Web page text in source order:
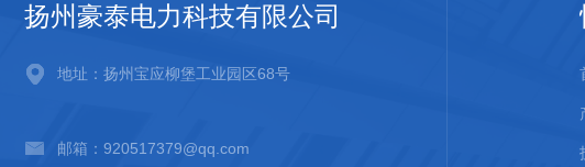
扬州豪泰电力科技有限公司
地址：扬州宝应柳堡工业园区68号
邮箱：920517379@qq.com